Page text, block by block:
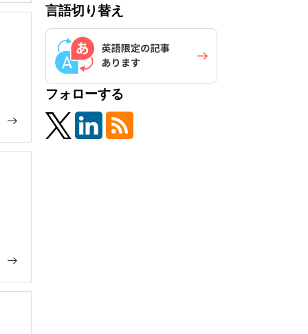
言語切り替え
フォローする